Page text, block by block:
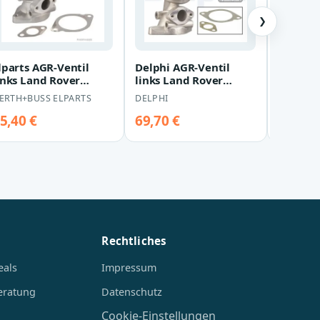
AGR-Ventil
Land Rover
Range 2,7
ELPARTS
€
Delphi AGR-Ventil
links Land Rover
Discovery Range 2,7
DELPHI
69,70 €
❯
Rechtliches
Impressum
Datenschutz
Cookie-Einstellungen